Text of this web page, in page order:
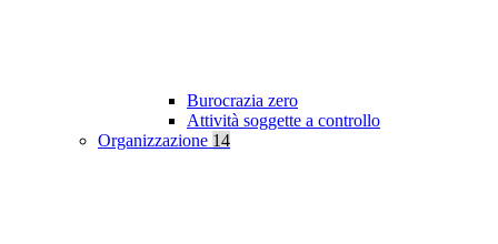
Burocrazia zero
Attività soggette a controllo
Organizzazione 14